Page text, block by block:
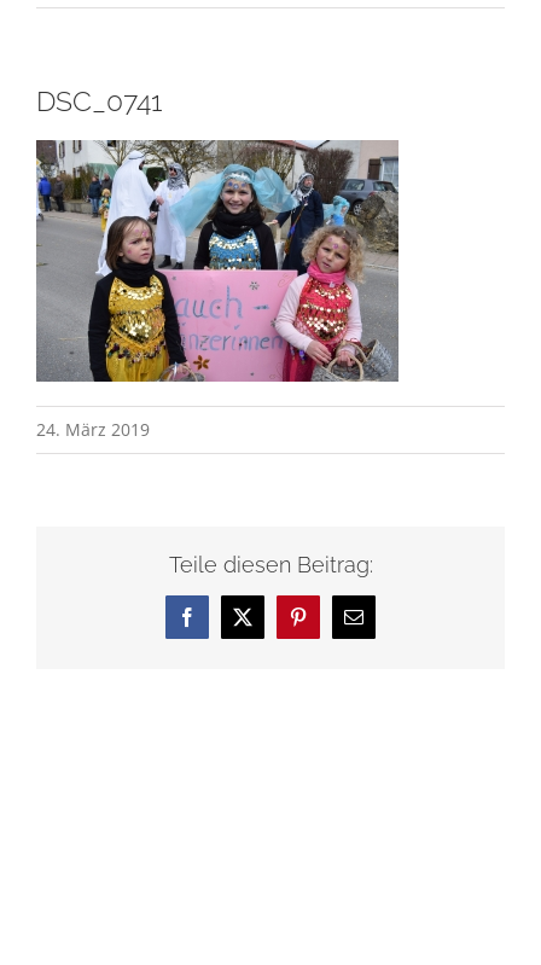
DSC_0741
24. März 2019
Teile diesen Beitrag:
Facebook
X Pinterest
E-
Mail